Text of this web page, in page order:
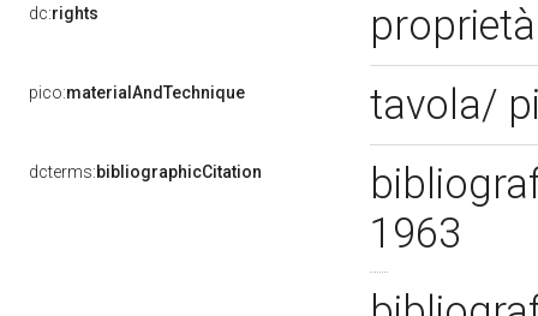
dc:rights
pico:materialAndTechnique tavola/
dcterms:bibliographicCitation
1963